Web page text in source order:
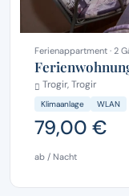
Ferienappartment · 2
Trogir, Trogir
Klimaanlage WLAN
79,00 €
ab / Nacht